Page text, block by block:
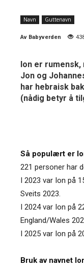
Navn Guttenavn
Av Babyverden
Ion er
Jon og
har hebraisk
(nådig betyr å
Så populært er
221 personer har
I 2023 var Ion på
Sveits 2023.
I 2024 var Ion på
England/Wales
I 2025 var Ion på
Bruk av navnet